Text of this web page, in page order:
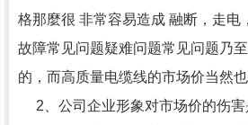
格那麼很 非常容易造成 融断，走电
故障常见问题疑难问题常见问题乃
的，而高质量电缆线的市场价当然也
2、公司企业形象对市场价的伤害